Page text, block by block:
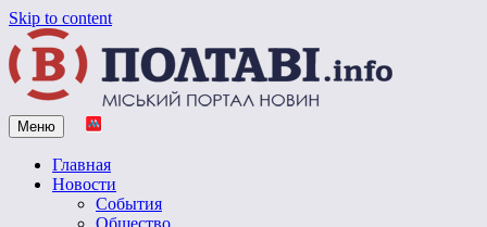
Skip to content
Vpoltave.info
Полтавский портал новостей
Меню
Главная
Новости
События
Общество